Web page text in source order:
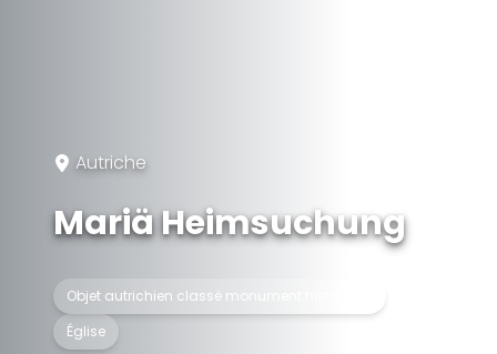
Autriche
Mariä Heimsuchung
Objet autrichien classé monument historique
Église